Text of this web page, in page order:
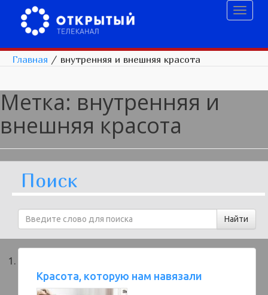
Главная / внутренняя и внешняя красота
Метка: внутренняя и
внешняя красота
Поиск
Красота, которую нам навязали